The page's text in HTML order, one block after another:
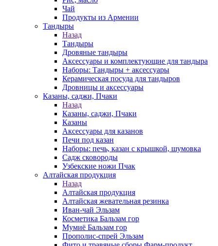
Чай
Продукты из Армении
Тандыры
Назад
Тандыры
Дровяные тандыры
Аксессуары и комплектующие для тандыра
Наборы: Тандыры + аксессуары
Керамическая посуда для тандыров
Дровницы и аксессуары
Казаны, саджи, Пчаки
Назад
Казаны, саджи, Пчаки
Казаны
Аксессуары для казанов
Печи под казан
Наборы: печь, казан с крышкой, шумовка
Садж сковороды
Узбекские ножи Пчак
Алтайская продукция
Назад
Алтайская продукция
Алтайская жевательная резинка
Иван-чай Эльзам
Косметика Бальзам гор
Мумиё Бальзам гор
Прополис-спрей Эльзам